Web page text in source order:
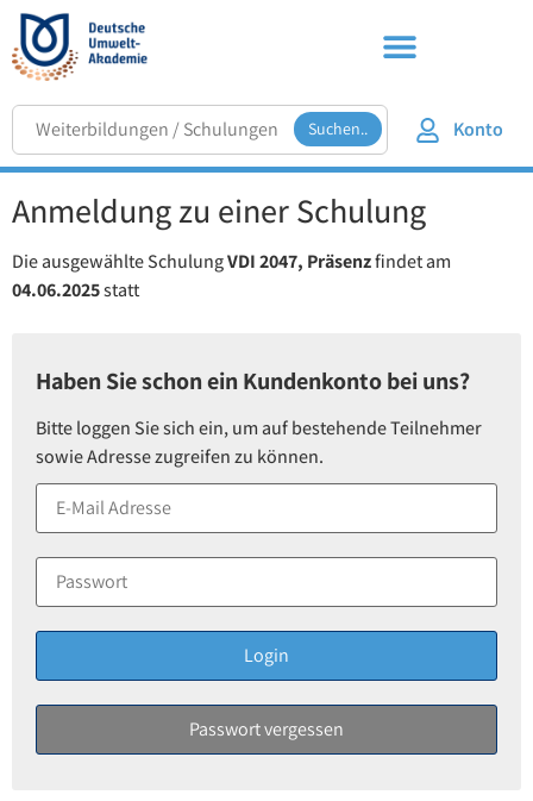
Suchen.. Konto
Anmeldung zu einer Schulung
Die ausgewählte SchulungVDI 2047, Präsenzfindet am
04.06.2025statt
Haben Sie schon ein Kundenkonto bei uns?
Bitte loggen Sie sich ein, um auf bestehende Teilnehmer
sowie Adresse zugreifen zu können.